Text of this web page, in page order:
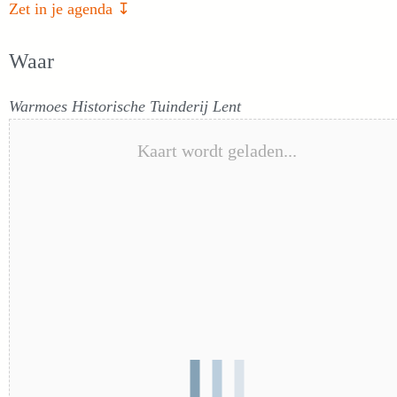
Zet in je agenda ↧
Waar
Warmoes Historische Tuinderij Lent
Kaart wordt geladen...